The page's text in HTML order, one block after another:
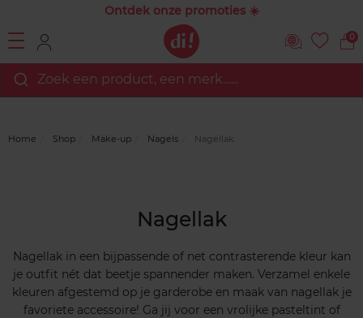
Ontdek onze promoties ☀️
0
Zoek een product, een merk…...
Home Shop Make-up Nagels Nagellak
Nagellak
Nagellak in een bijpassende of net contrasterende kleur kan
je outfit nét dat beetje spannender maken. Verzamel enkele
kleuren afgestemd op je garderobe en maak van nagellak je
favoriete accessoire! Ga jij voor een vrolijke pasteltint of